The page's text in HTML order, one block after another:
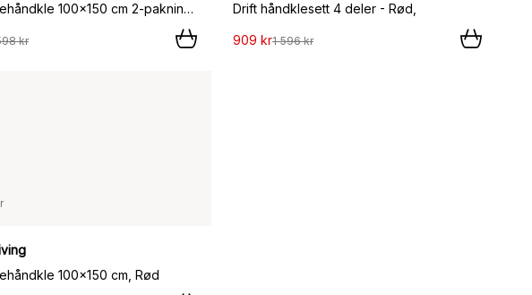
Drift badehåndkle 100x150 cm 2‑pakning - Rød,
kr
Drift håndklesett 4 deler - Rød,
909 kr1 596 kr
100x150 cm, Rød